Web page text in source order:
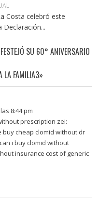
Costa celebró este
Declaración...
SU 60° ANIVERSARIO
LA FAMILIA3»
8:44 pm
prescription zei:
cheap clomid without dr
i buy clomid without
insurance cost of generic